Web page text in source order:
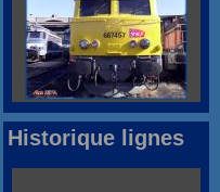
Historique lignes